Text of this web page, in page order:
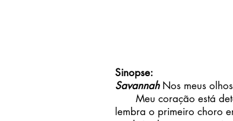
Sinopse:
Savannah Nos meus
Meu coração está
lembra o primeiro choro